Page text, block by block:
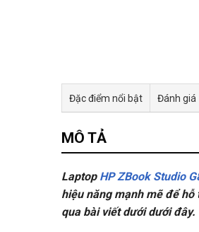
Đặc điểm nổi bật Đánh giá
MÔ TẢ
Laptop HP ZBook Studio
hiệu năng mạnh mẽ để
qua bài viết dưới dưới đây.